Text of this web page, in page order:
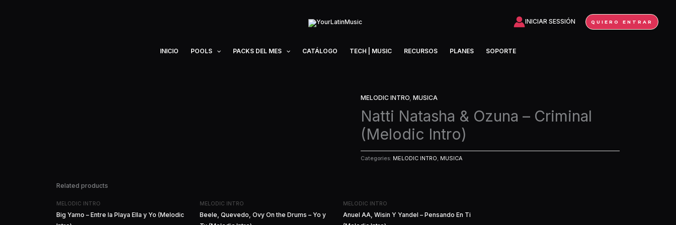
INICIAR SESSIÓN QUIERO ENTRAR
INICIO POOLS PACKS DEL MES CATÁLOGO TECH | MUSIC RECURSOS PLANES SOPORTE
MELODIC INTRO, MUSICA
Natti Natasha & Ozuna – Criminal
(Melodic Intro)
Categories: MELODIC INTRO, MUSICA
Related products
MELODIC INTRO
Big Yamo – Entre la Playa Ella y Yo (Melodic
MELODIC INTRO
Beele, Quevedo, Ovy On the Drums – Yo y
MELODIC INTRO
Anuel AA, Wisin Y Yandel – Pensando En Ti